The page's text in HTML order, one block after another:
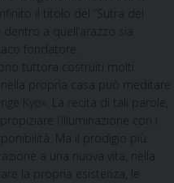
il titolo del “Sutra del
a quell’arazzo sia
fondatore.
tuttora costruiti molti
propria casa può meditare
Kyo». La recita di tali parole,
l’illuminazione con i
Ma il prodigio più
a una nuova vita, nella
la propria esistenza, le